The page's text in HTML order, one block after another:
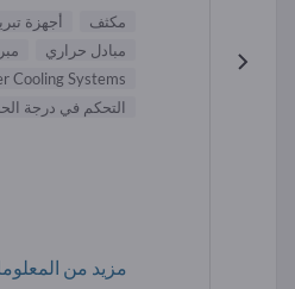
مكثف
أجهزة
مبادل حراري
Cooling Systems
التحكم في درجة
مزيد من